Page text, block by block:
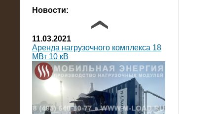
Новости:
11.03.2021
Аренда нагрузочного комплекса 18
МВт 10 кВ